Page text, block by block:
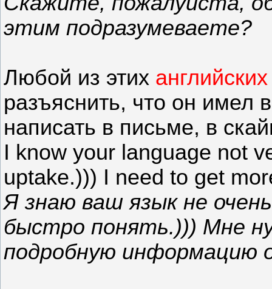
этим подразумеваете?
Любой из этих
разъяснить, что он имел
написать в письме, в
I know your language not
uptake.))) I need to get
Я знаю ваш язык не
быстро понять.))) Мне
подробную информацию